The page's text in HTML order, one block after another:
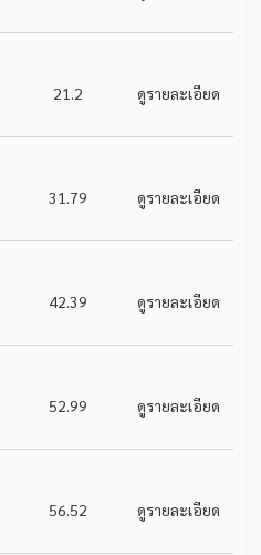
21.2 ดูรายละเอียด
31.79 ดูรายละเอียด
42.39 ดูรายละเอียด
52.99 ดูรายละเอียด
56.52 ดูรายละเอียด